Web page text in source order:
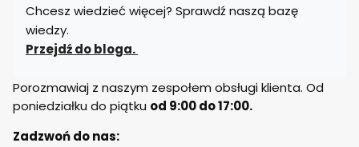
Chcesz wiedzieć więcej? Sprawdź naszą bazę
wiedzy.
Przejdź do bloga.
Porozmawiaj z naszym zespołem obsługi klienta. Od
poniedziałku do piątku od 9:00 do 17:00.
Zadzwoń do nas: